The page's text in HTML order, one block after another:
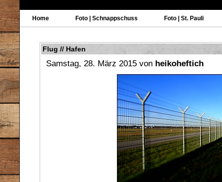
Home Foto | Schnappschuss Foto | St. Pauli
Flug // Hafen
Samstag, 28. März 2015 von heikoheftich